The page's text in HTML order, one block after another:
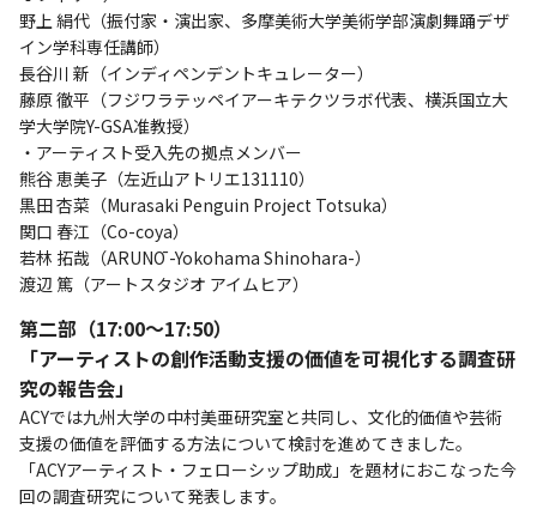
野上 絹代（振付家・演出家、多摩美術大学美術学部演劇舞踊デザ
イン学科専任講師）
長谷川 新（インディペンデントキュレーター）
藤原 徹平（フジワラテッペイアーキテクツラボ代表、横浜国立大
学大学院Y-GSA准教授）
・アーティスト受入先の拠点メンバー
熊谷 恵美子（左近山アトリエ131110）
黒田 杏菜（Murasaki Penguin Project Totsuka）
関口 春江（Co-coya）
若林 拓哉（ARUNŌ -Yokohama Shinohara-）
渡辺 篤（アートスタジオ アイムヒア）
第二部（17:00～17:50）
「アーティストの創作活動支援の価値を可視化する調査研
究の報告会」
ACYでは九州大学の中村美亜研究室と共同し、文化的価値や芸術
支援の価値を評価する方法について検討を進めてきました。
「ACYアーティスト・フェローシップ助成」を題材におこなった今
回の調査研究について発表します。